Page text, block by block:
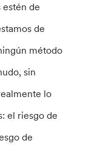
estén de
de
método
sin
lo
el riesgo de
de